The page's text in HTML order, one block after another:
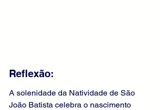
Reflexão:
A solenidade da Natividade de São
João Batista celebra o nascimento